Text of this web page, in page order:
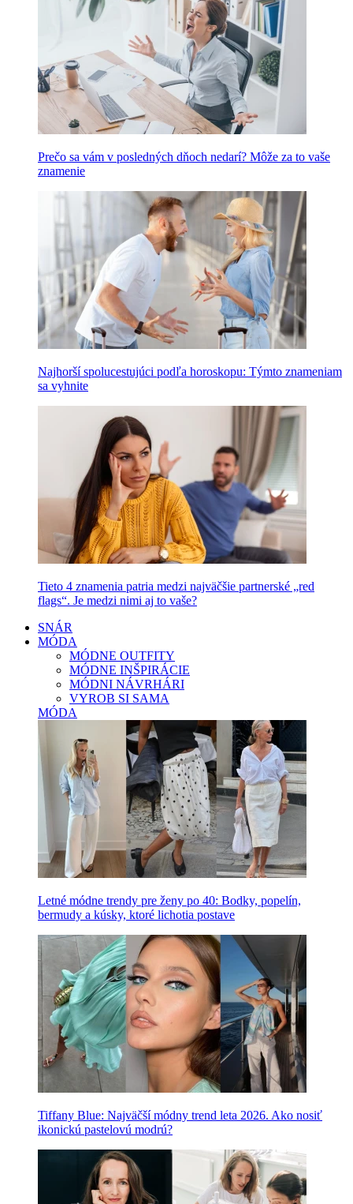
Prečo sa vám v posledných dňoch nedarí? Môže za to vaše
znamenie
Najhorší spolucestujúci podľa horoskopu: Týmto znameniam
sa vyhnite
Tieto 4 znamenia patria medzi najväčšie partnerské „red
flags“. Je medzi nimi aj to vaše?
SNÁR
MÓDA
MÓDNE OUTFITY
MÓDNE INŠPIRÁCIE
MÓDNI NÁVRHÁRI
VYROB SI SAMA
MÓDA
Letné módne trendy pre ženy po 40: Bodky, popelín,
bermudy a kúsky, ktoré lichotia postave
Tiffany Blue: Najväčší módny trend leta 2026. Ako nosiť
ikonickú pastelovú modrú?